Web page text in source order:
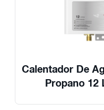
Calentador De
Propano 12